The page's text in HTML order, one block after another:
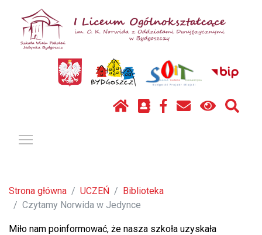
Strona główna UCZEŃ
Biblioteka
Czytamy Norwida w Jedynce
Miło nam poinformować, że nasza szkoła uzyskała